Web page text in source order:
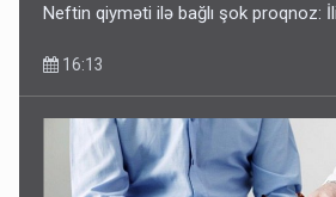
Neftin qiyməti ilə bağlı şok proqnoz:
16:13